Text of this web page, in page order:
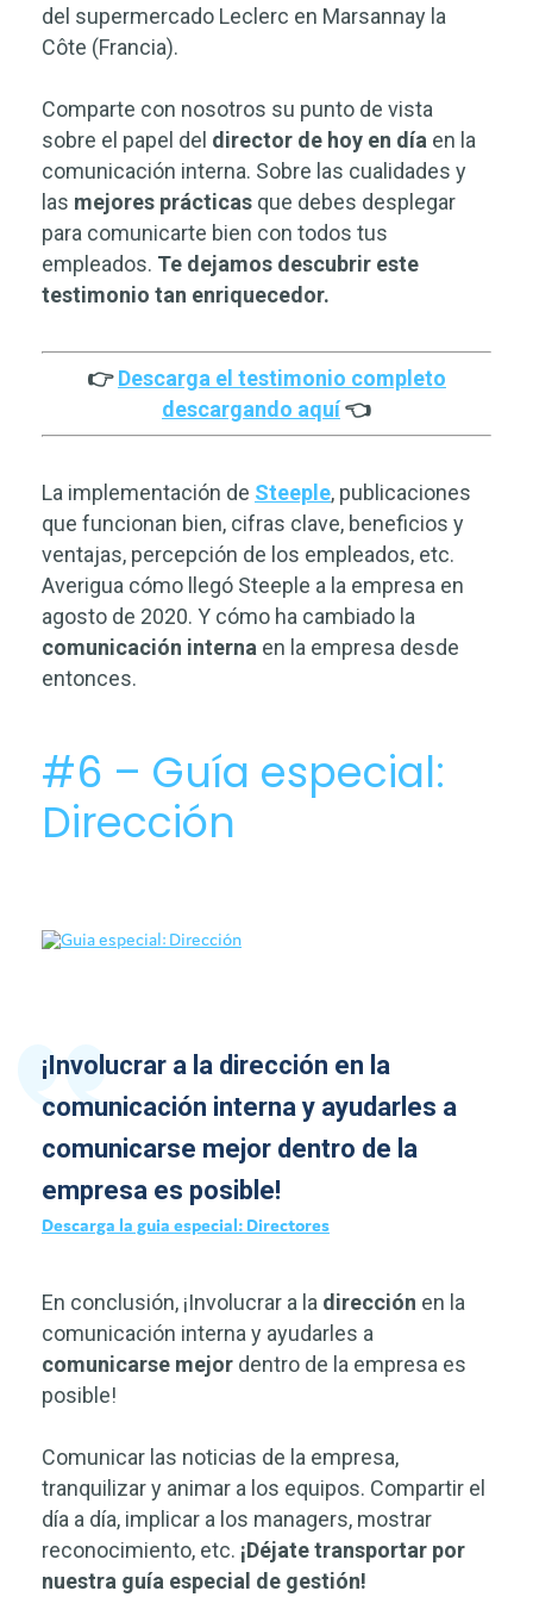
del supermercado Leclerc en Marsannay la
Côte (Francia).
Comparte con nosotros su punto de vista
sobre el papel del director de hoy en día en la
comunicación interna. Sobre las cualidades y
las mejores prácticas que debes desplegar
para comunicarte bien con todos tus
empleados. Te dejamos descubrir este
testimonio tan enriquecedor.
👉Descarga el testimonio completo
descargando aquí👈
La implementación de Steeple, publicaciones
que funcionan bien, cifras clave, beneficios y
ventajas, percepción de los empleados, etc.
Averigua cómo llegó Steeple a la empresa en
agosto de 2020. Y cómo ha cambiado la
comunicación interna en la empresa desde
entonces.
#6 – Guía especial:
Dirección
¡Involucrar a la dirección en la
comunicación interna y ayudarles a
comunicarse mejor dentro de la
empresa es posible!
Descarga la guia especial: Directores
En conclusión, ¡Involucrar a la dirección en la
comunicación interna y ayudarles a
comunicarse mejor dentro de la empresa es
posible!
Comunicar las noticias de la empresa,
tranquilizar y animar a los equipos. Compartir el
día a día, implicar a los managers, mostrar
reconocimiento, etc. ¡Déjate transportar por
nuestra guía especial de gestión!